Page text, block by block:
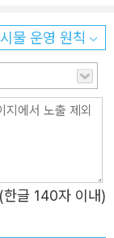
품어왔으나 끝내
각 모아 마침내
람, 찬란, 여관,
문에서 무수히
망설이고 주저
에서 주책맞게도
병이어서 조롱
물 운영 원칙
글 140자 이내)